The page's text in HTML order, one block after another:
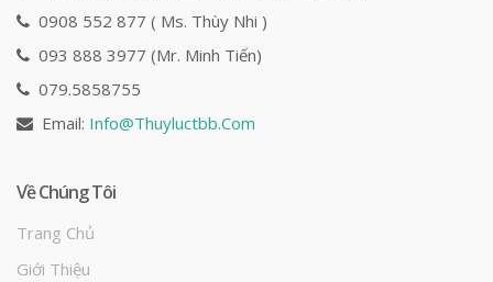
0908 552 877 ( Ms. Thùy Nhi )
093 888 3977 (Mr. Minh Tiến)
079.5858755
Email: Info@Thuyluctbb.com
Về Chúng Tôi
Trang Chủ
Giới Thiệu